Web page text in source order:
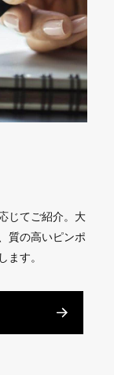
じてご紹介。大
質の高いピンポ
ます。